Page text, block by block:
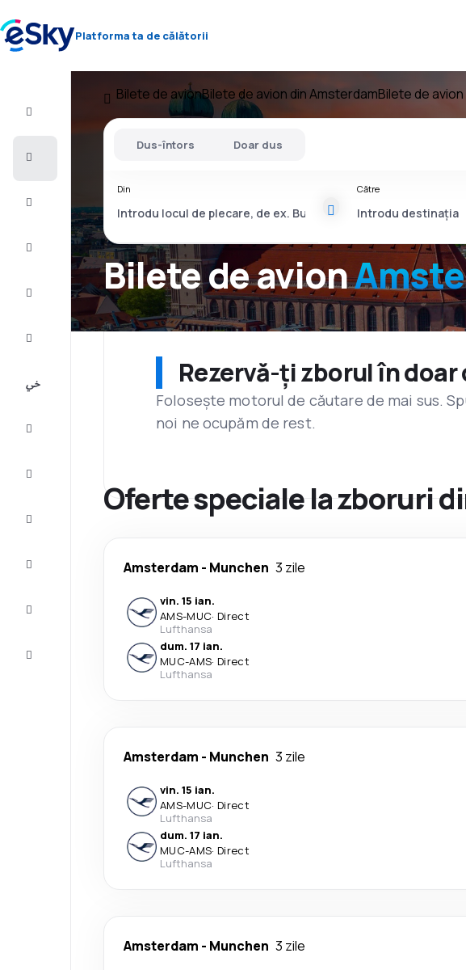
Platforma ta de călătorii
2026/27
Bilete de avionBilete de avion din AmsterdamBilete de
Bilete de avion
Dus-întors Doar dus
Din Către
Rezervă-ți zborul în
Folosește motorul de căutare de mai sus.
noi ne ocupăm de rest.
Oferte speciale la zboruri
Amsterdam - Munchen 3 zile
vin. 15 ian.
AMS-MUC· Direct
Lufthansa
dum. 17 ian.
MUC-AMS· Direct
Lufthansa
Amsterdam - Munchen 3 zile
vin. 15 ian.
AMS-MUC· Direct
Lufthansa
dum. 17 ian.
MUC-AMS· Direct
Lufthansa
Amsterdam - Munchen 3 zile